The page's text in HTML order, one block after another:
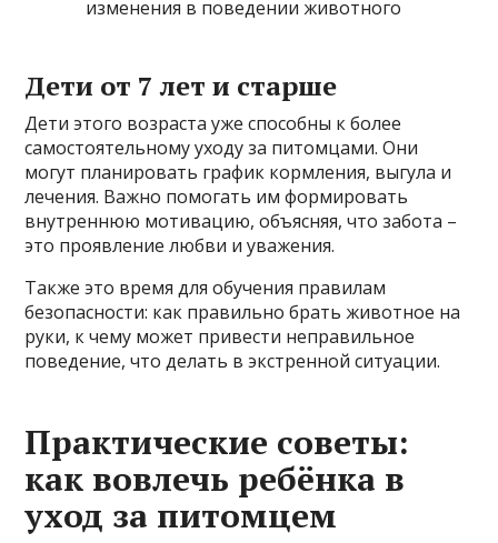
изменения в поведении животного
Дети от 7 лет и старше
Дети этого возраста уже способны к более
самостоятельному уходу за питомцами. Они
могут планировать график кормления, выгула и
лечения. Важно помогать им формировать
внутреннюю мотивацию, объясняя, что забота –
это проявление любви и уважения.
Также это время для обучения правилам
безопасности: как правильно брать животное на
руки, к чему может привести неправильное
поведение, что делать в экстренной ситуации.
Практические советы:
как вовлечь ребёнка в
уход за питомцем